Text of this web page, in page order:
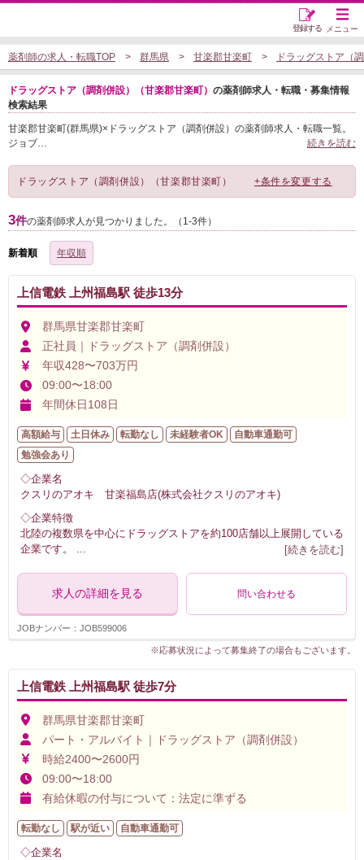
メニュー
登録する
薬剤師の求人・転職TOP 群馬県 甘楽郡甘楽町 ドラッグストア（
ドラッグストア（調剤併設）（甘楽郡甘楽町） の薬剤師求人・転職・募集情報
検索結果
甘楽郡甘楽町(群馬県)×ドラッグストア（調剤併設）の薬剤師求人・転職一覧。
ジョブ… 続きを読む
ドラッグストア（調剤併設）（甘楽郡甘楽町） +条件を変更する
3件の薬剤師求人が見つかりました。（1-3件）
新着順 年収順
上信電鉄 上州福島駅 徒歩13分
群馬県甘楽郡甘楽町
正社員｜ドラッグストア（調剤併設）
年収428〜703万円
09:00〜18:00
年間休日108日
高額給与 土日休み 転勤なし 未経験者OK
自動車通勤可
勉強会あり
◇企業名
クスリのアオキ 甘楽福島店(株式会社クスリのアオキ)
◇企業特徴
北陸の複数県を中心にドラッグストアを約100店舗以上展開している
企業です。 ... [続きを読む]
求人の詳細を見る 問い合わせる
JOBナンバー：JOB599006
※応募状況によって募集終了の場合もございます。
上信電鉄 上州福島駅 徒歩7分
群馬県甘楽郡甘楽町
パート・アルバイト｜ドラッグストア（調剤併設）
時給2400〜2600円
09:00〜18:00
有給休暇の付与について：法定に準ずる
転勤なし 駅が近い 自動車通勤可
◇企業名